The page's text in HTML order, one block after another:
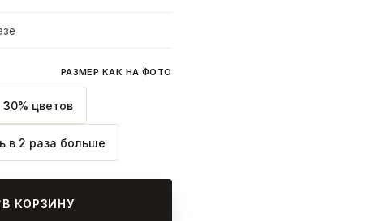
РАЗМЕР КАК НА ФОТО
цветов
в 2 раза больше
В КОРЗИНУ